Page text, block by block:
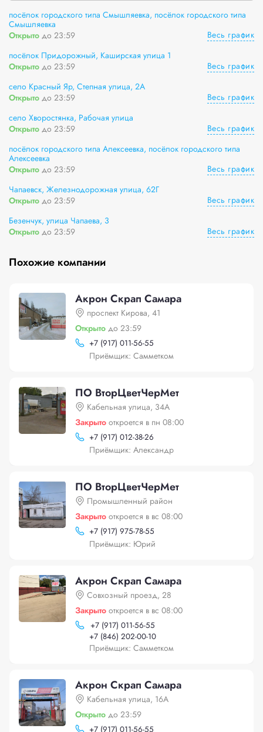
посёлок городского типа Смышляевка, посёлок городского типа
Смышляевка
Открыто до 23:59
Весь график
посёлок Придорожный, Каширская улица 1
Открыто до 23:59
Весь график
село Красный Яр, Степная улица, 2А
Открыто до 23:59
Весь график
село Хворостянка, Рабочая улица
Открыто до 23:59
Весь график
посёлок городского типа Алексеевка, посёлок городского типа
Алексеевка
Открыто до 23:59
Весь график
Чапаевск, Железнодорожная улица, 62Г
Открыто до 23:59
Весь график
Безенчук, улица Чапаева, 3
Открыто до 23:59 Весь график
Похожие компании
Акрон Скрап Самара
проспект Кирова, 41
Открыто до 23:59
+7 (917) 011-56-55
Приёмщик: Самметком
ПО ВторЦветЧерМет
Кабельная улица, 34А
Закрыто откроется в пн 08:00
+7 (917) 012-38-26
Приёмщик: Александр
ПО ВторЦветЧерМет
Промышленный район
Закрыто откроется в вс 08:00
+7 (917) 975-78-55
Приёмщик: Юрий
Акрон Скрап Самара
Совхозный проезд, 28
Закрыто откроется в вс 08:00
+7 (917) 011-56-55
+7 (846) 202-00-10
Приёмщик: Самметком
Акрон Скрап Самара
Кабельная улица, 16А
Открыто до 23:59
+7 (917) 011-56-55